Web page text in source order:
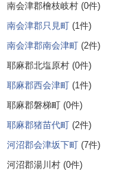
南会津郡檜枝岐村 (0件)
南会津郡只見町 (1件)
南会津郡南会津町 (2件)
耶麻郡北塩原村 (0件)
耶麻郡西会津町 (1件)
耶麻郡磐梯町 (0件)
耶麻郡猪苗代町 (2件)
河沼郡会津坂下町 (7件)
河沼郡湯川村 (0件)